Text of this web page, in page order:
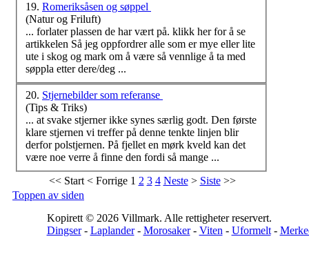
19. Romeriksåsen og søppel
(Natur og Friluft)
... forlater plassen de har vært på. klikk her for å se
artikkelen Så jeg oppfordrer alle som er mye eller lite
ute i skog og mark om å være så vennlige å ta med
søppla etter dere/deg ...
20. Stjernebilder som referanse
(Tips & Triks)
... at svake stjerner ikke synes særlig godt. Den første
klare stjernen vi treffer på denne tenkte linjen blir
derfor polstjernen. På fjellet en mørk kveld kan det
være noe verre å finne den fordi så mange ...
<< Start< Forrige 1 2 3 4 Neste> Siste>>
Toppen av siden
Kopirett © 2026 Villmark. Alle rettigheter reservert.
Dingser- Laplander- Morosaker- Viten - Uformelt-